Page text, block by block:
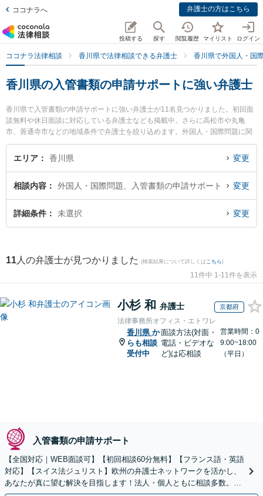
ココナラへ 弁護士の方はこちら
投稿する 探す 閲覧履歴 マイリスト ログイン
ココナラ法律相談 香川県で法律相談できる弁護士 香川県で外国人・国
香川県の入管書類の申請サポートに強い弁護士
香川県で入管書類の申請サポートに強い弁護士が11名見つかりました。初回面
談無料や休日面談に対応している弁護士なども掲載中。さらに高松市や丸亀
市、善通寺市などの地域条件で弁護士を絞り込めます。外国人・国際問題に関
係する国際離婚やハーグ条約、国際結婚等の細かな分野での絞り込み検索もで
き便利です。特にはるかぜ法律事務所の柳浦 清文弁護士や弁護士法人山本・坪
強みなどが注目されています。『香川県で土日や夜間に発生した入管書類の申
請サポートのトラブルを今すぐに弁護士に相談したい』『入管書類の申請サポ
ートのトラブル解決の実績豊富な近くの弁護士を検索したい』『初回相談無料
エリア 香川県 変更
相談内容 外国人・国際問題、入管書類の申請サポート 変更
詳細条件 未選択 変更
11 人の弁護士が見つかりました (検索結果について詳しくは こちら)
11件中 1-11件を表示
小杉 和 弁護士 京都府
法律事務所オフィス・エトワレ
香川県 か
らも相談
受付中
面談方法(対面・
電話・ビデオな
ど)は応相談
営業時間：0
9:00~18:00
（平日）
入管書類の申請サポート
【全国対応｜WEB面談可】【初回相談60分無料】【フランス語・英語
対応】【スイス法ジュリスト】欧州の弁護士ネットワークを活かし、
あなたが真に望む解決を目指します！法人・個人ともに相談多数。細